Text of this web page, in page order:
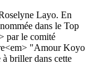
Layo. En
dans le Top
par le comité
"Amour Koyo
briller dans cette